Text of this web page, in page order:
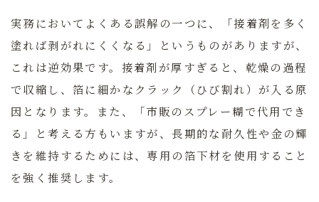
実務においてよくある誤解の一つに、「接着剤を多く
塗れば剥がれにくくなる」というものがありますが、
これは逆効果です。接着剤が厚すぎると、乾燥の過程
で収縮し、箔に細かなクラック（ひび割れ）が入る原
因となります。また、「市販のスプレー糊で代用でき
る」と考える方もいますが、長期的な耐久性や金の輝
きを維持するためには、専用の箔下材を使用すること
を強く推奨します。